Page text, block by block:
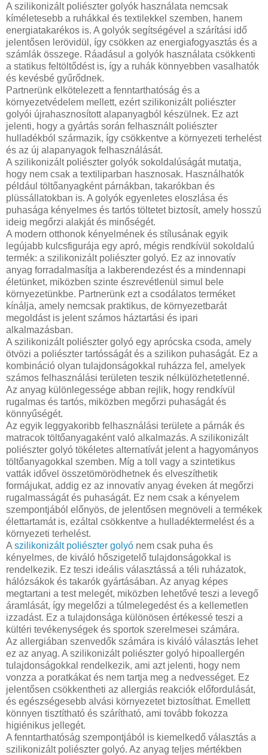
A szilikonizált poliészter golyók használata nemcsak
kíméletesebb a ruhákkal és textilekkel szemben, hanem
energiatakarékos is. A golyók segítségével a szárítási idő
jelentősen lerövidül, így csökken az energiafogyasztás és a
számlák összege. Ráadásul a golyók használata csökkenti
a statikus feltöltődést is, így a ruhák könnyebben vasalhatók
és kevésbé gyűrődnek.
Partnerünk elkötelezett a fenntarthatóság és a
környezetvédelem mellett, ezért szilikonizált poliészter
golyói újrahasznosított alapanyagból készülnek. Ez azt
jelenti, hogy a gyártás során felhasznált poliészter
hulladékból származik, így csökkentve a környezeti terhelést
és az új alapanyagok felhasználását.
A szilikonizált poliészter golyók sokoldalúságát mutatja,
hogy nem csak a textiliparban hasznosak. Használhatók
például töltőanyagként párnákban, takarókban és
plüssállatokban is. A golyók egyenletes eloszlása és
puhasága kényelmes és tartós töltetet biztosít, amely hosszú
ideig megőrzi alakját és minőségét.
A modern otthonok kényelmének és stílusának egyik
legújabb kulcsfigurája egy apró, mégis rendkívül sokoldalú
termék: a szilikonizált poliészter golyó. Ez az innovatív
anyag forradalmasítja a lakberendezést és a mindennapi
életünket, miközben szinte észrevétlenül simul bele
környezetünkbe. Partnerünk ezt a csodálatos terméket
kínálja, amely nemcsak praktikus, de környezetbarát
megoldást is jelent számos háztartási és ipari
alkalmazásban.
A szilikonizált poliészter golyó egy aprócska csoda, amely
ötvözi a poliészter tartósságát és a szilikon puhaságát. Ez a
kombináció olyan tulajdonságokkal ruházza fel, amelyek
számos felhasználási területen teszik nélkülözhetetlenné.
Az anyag különlegessége abban rejlik, hogy rendkívül
rugalmas és tartós, miközben megőrzi puhaságát és
könnyűségét.
Az egyik leggyakoribb felhasználási területe a párnák és
matracok töltőanyagaként való alkalmazás. A szilikonizált
poliészter golyó tökéletes alternatívát jelent a hagyományos
töltőanyagokkal szemben. Míg a toll vagy a szintetikus
vatták idővel összetömörödhetnek és elveszíthetik
formájukat, addig ez az innovatív anyag éveken át megőrzi
rugalmasságát és puhaságát. Ez nem csak a kényelem
szempontjából előnyös, de jelentősen megnöveli a termékek
élettartamát is, ezáltal csökkentve a hulladéktermelést és a
környezeti terhelést.
A szilikonizált poliészter golyó nem csak puha és
kényelmes, de kiváló hőszigetelő tulajdonságokkal is
rendelkezik. Ez teszi ideális választássá a téli ruházatok,
hálózsákok és takarók gyártásában. Az anyag képes
megtartani a test melegét, miközben lehetővé teszi a levegő
áramlását, így megelőzi a túlmelegedést és a kellemetlen
izzadást. Ez a tulajdonsága különösen értékessé teszi a
kültéri tevékenységek és sportok szerelmesei számára.
Az allergiában szenvedők számára is kiváló választás lehet
ez az anyag. A szilikonizált poliészter golyó hipoallergén
tulajdonságokkal rendelkezik, ami azt jelenti, hogy nem
vonzza a poratkákat és nem tartja meg a nedvességet. Ez
jelentősen csökkentheti az allergiás reakciók előfordulását,
és egészségesebb alvási környezetet biztosíthat. Emellett
könnyen tisztítható és szárítható, ami tovább fokozza
higiénikus jellegét.
A fenntarthatóság szempontjából is kiemelkedő választás a
szilikonizált poliészter golyó. Az anyag teljes mértékben